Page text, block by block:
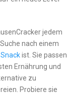
jedem
nach einem
ist. Sie passen
Ernährung und
zu
Probiere sie